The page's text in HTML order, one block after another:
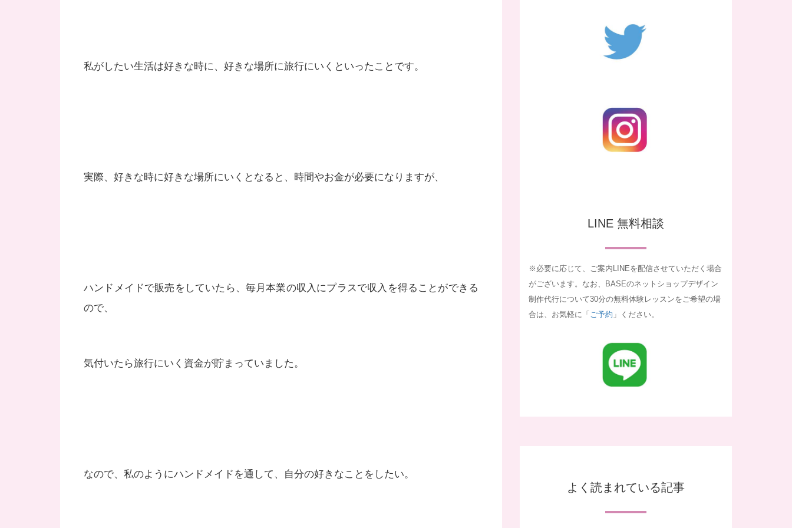
私がしたい生活は好きな時に、好きな場所に旅行にいくといったことです。
実際、好きな時に好きな場所にいくとなると、時間やお金が必要になりますが、
ハンドメイドで販売をしていたら、毎月本業の収入にプラスで収入を得ることができる
ので、
気付いたら旅行にいく資金が貯まっていました。
なので、私のようにハンドメイドを通して、自分の好きなことをしたい。
LINE 無料相談
※必要に応じて、ご案内LINEを配信させていただく場合
がございます。なお、BASEのネットショップデザイン
制作代行について30分の無料体験レッスンをご希望の場
合は、お気軽に「 ご予約 」ください。
よく読まれている記事